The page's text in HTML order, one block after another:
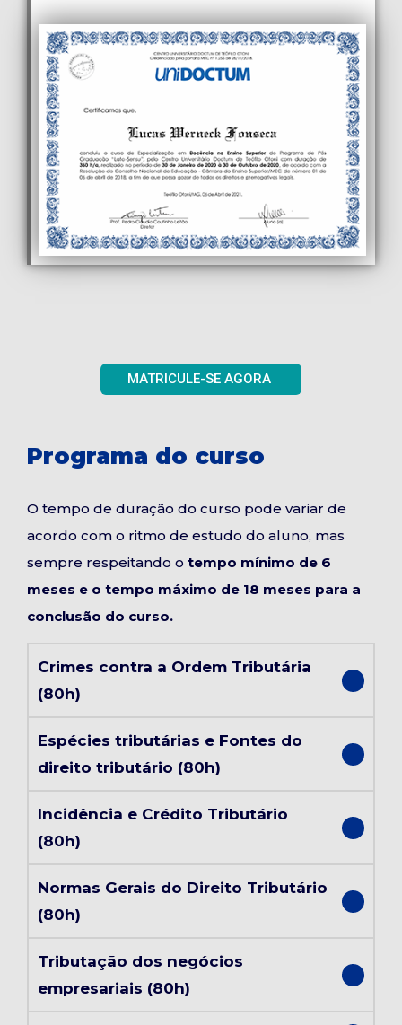
MATRICULE-SE AGORA
Programa do curso
O tempo de duração do curso pode variar de
acordo com o ritmo de estudo do aluno, mas
sempre respeitando o tempo mínimo de 6
meses e o tempo máximo de 18 meses para a
conclusão do curso.
Crimes contra a Ordem Tributária
(80h)
Espécies tributárias e Fontes do
direito tributário (80h)
Incidência e Crédito Tributário
(80h)
Normas Gerais do Direito Tributário
(80h)
Tributação dos negócios
empresariais (80h)